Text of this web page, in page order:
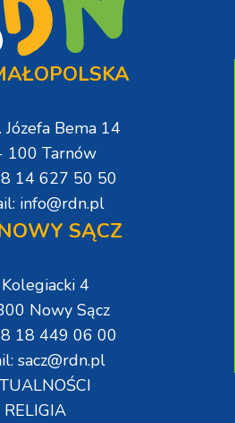
Józefa Bema 14
100 Tarnów
14 627 50 50
info@rdn.pl
SĄCZ
4
Nowy Sącz
18 449 06 00
sacz@rdn.pl
RELIGIA